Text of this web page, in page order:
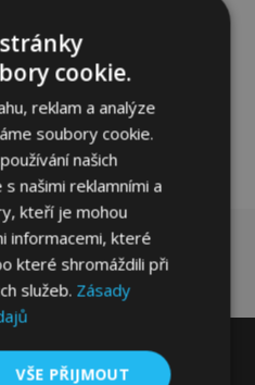
Přidat
k
oblíbeným
cookie.
reklam a analýze
soubory cookie.
našich
našimi reklamními a
kteří je mohou
informacemi, které
které shromáždili při
služeb. Zásady
VŠE PŘIJMOUT